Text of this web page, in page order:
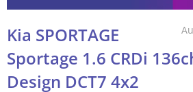
Kia SPORTAGE
Sportage 1.6 CRDi
Design DCT7 4x2